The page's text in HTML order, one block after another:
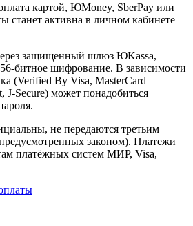
картой, ЮMoney, SberPay или
станет активна в личном кабинете
защищенный шлюз ЮKassa,
битное шифрование. В зависимости
(Verified By Visa, MasterCard
J-Secure) может понадобиться
не передаются третьим
законом). Платежи
платёжных систем МИР, Visa,